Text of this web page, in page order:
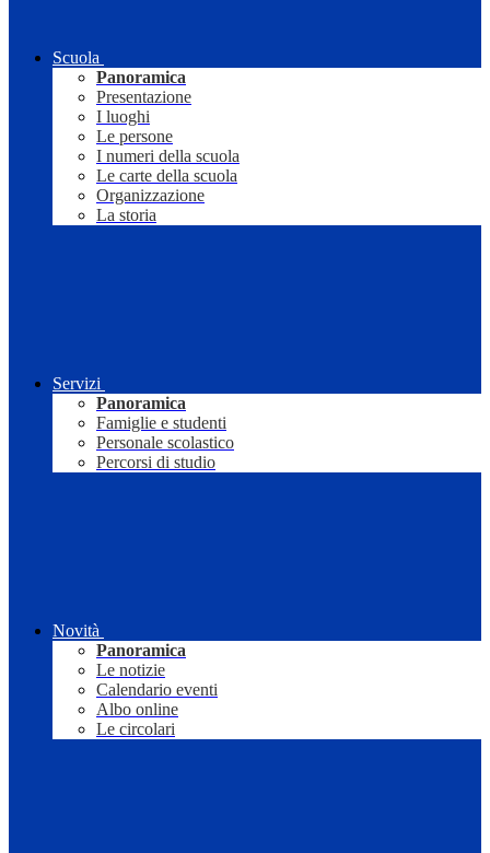
Scuola
Panoramica
Presentazione
I luoghi
Le persone
I numeri della scuola
Le carte della scuola
Organizzazione
La storia
Servizi
Panoramica
Famiglie e studenti
Personale scolastico
Percorsi di studio
Novità
Panoramica
Le notizie
Calendario eventi
Albo online
Le circolari